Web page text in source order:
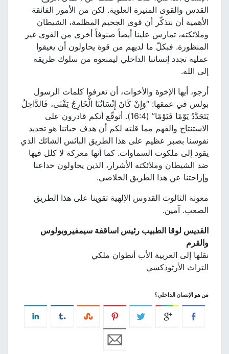
القدس والقوى المنيرة العلوية. لكن من الأمور الفائقة
الأهمية أن نتذكّر أن قوى الجحيم المظلمة، الشيطان
وملائكته، تمارس علينا أيضاً صنوفاً أخرى من القوى غير
المنظورة. فبكلّ ما لديهم من قوة يحاولون أن يعيقوا
عملية تجدد إنساننا الداخلي ليمنعوه من سلوك طريقه
إلى الله.
أرجو، أيها الإخوة والأخوات، أن تعرفوا كلمات الرسول
بولس في عمقها: “وَإِنْ كَانَ إِنْسَانُنَا الْخَارِجُ يَفْنَى، فَالدَّاخِلُ
يَتَجَدَّدُ يَوْمًا فَيَوْمًا” (16:4). أتوقّع أنكم قادرون على
الاستنتاج والفهم مما قلته لكم أن هدف حياتنا هو تجديد
نفوسنا بصبر عظيم على هذا الطريق البائس الشائك الذي
يقود إلى ملكوت السماوات. كما أنها معركة لا كلل فيها
ضد الشيطان وملائكته الأشرار، الذين يحاولون خداعنا
وإزاحتنا عن هذا الطريق الخلاصي.
معونة الثالوث القدوس الإلهية تقوينا على هذا الطريق
الصعب. آمين.
القديس لوقا الطبيب رئيس اساقفة سيمفيروبولوس
والقرم
نقلها إلى العربية الأب أنطوان ملكي
التراث الأرثوذكسي
مَن هو الإنسان الداخلي؟